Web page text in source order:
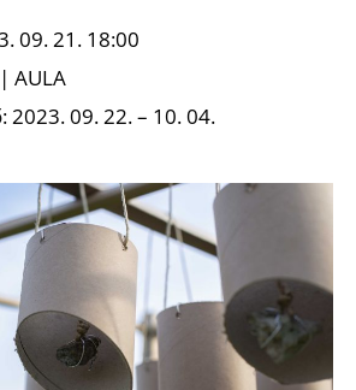
09. 21. 18:00
AULA
09. 22. – 10. 04.